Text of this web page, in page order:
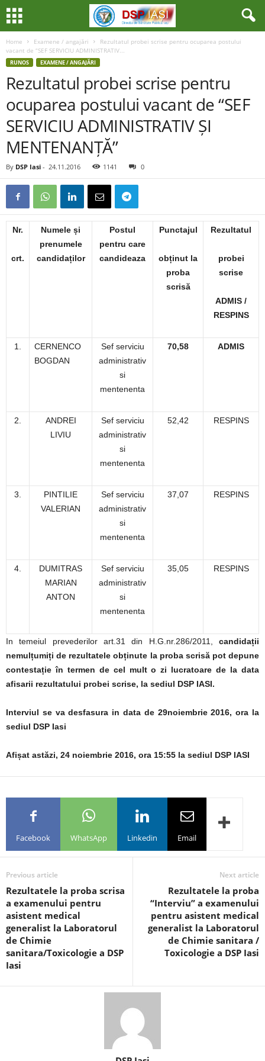
Home Examene / angajări
Rezultatul probei scrise pentru ocuparea postului
vacant de “SEF SERVICIU ADMINISTRATIV...
RUNOS EXAMENE / ANGAJĂRI
Rezultatul probei scrise pentru
ocuparea postului vacant de “SEF
SERVICIU ADMINISTRATIV ȘI
MENTENANȚĂ”
By DSP Iasi - 24.11.2016 1141 0
Nr.
crt.
Numele și
prenumele
candidaților
Postul
pentru care
candideaza
Punctajul
obținut la
proba
scrisă
Rezultatul
probei
scrise
ADMIS /
RESPINS
1.
CERNENCO
BOGDAN
Sef serviciu
administrativ
si
mentenenta
70,58 ADMIS
2.
ANDREI
LIVIU
Sef serviciu
administrativ
si
mentenenta
52,42 RESPINS
3.
PINTILIE
VALERIAN
Sef serviciu
administrativ
si
mentenenta
37,07 RESPINS
4.
DUMITRAS
MARIAN
ANTON
Sef serviciu
administrativ
si
mentenenta
35,05 RESPINS
In temeiul prevederilor art.31 din H.G.nr.286/2011, candidații
nemulțumiți de rezultatele obținute la proba scrisă pot depune
contestație în termen de cel mult o zi lucratoare de la data
afisarii rezultatului probei scrise, la sediul DSP IASI.
Interviul se va desfasura in data de 29noiembrie 2016, ora la
sediul DSP Iasi
Afișat astăzi, 24 noiembrie 2016, ora 15:55 la sediul DSP IASI
Facebook WhatsApp Linkedin Email
Previous article
Rezultatele la proba scrisa
a examenului pentru
asistent medical
generalist la Laboratorul
de Chimie
sanitara/Toxicologie a DSP
Iasi
Next article
Rezultatele la proba
“Interviu” a examenului
pentru asistent medical
generalist la Laboratorul
de Chimie sanitara /
Toxicologie a DSP Iasi